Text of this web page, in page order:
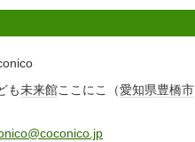
も未来館ここにこ（愛知県豊橋市